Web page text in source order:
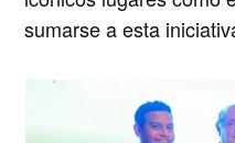
sumarse a esta